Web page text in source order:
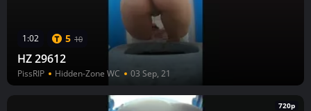
1:02 5 10
HZ 29612
PissRIP Hidden-Zone WC 03 Sep, 21
720p